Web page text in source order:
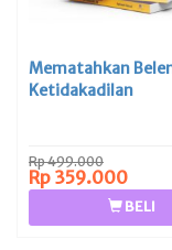
Mematahkan
Ketidakadilan
Rp 499.000
Rp 359.000
BELI